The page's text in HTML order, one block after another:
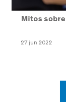
Mitos
27 jun 2022